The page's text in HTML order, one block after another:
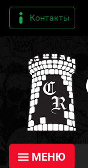
Контакты
МЕНЮ